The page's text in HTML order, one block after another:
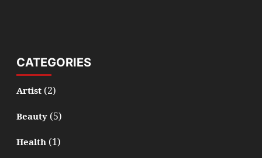
CATEGORIES
Artist(2)
Beauty(5)
Health(1)